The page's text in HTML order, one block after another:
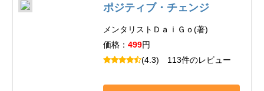
ポジティブ・チェンジ
メンタリストＤａｉＧｏ(著)
価格： 499円
(4.3) 113件のレビュー